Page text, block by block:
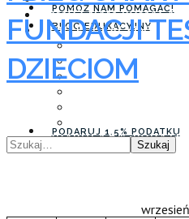
POMÓŻ NAM POMAGAĆ!
BLOG EDUKACYJNY
PROFILAKTYKA
ZDROWIE I
ROZWÓJ
EDUKACJA I ZABAWA
PODARUJ 1,5% PODATKU
POMÓŻ NAM POMAGAĆ!
BLOG EDUKACYJNY
PROFILAKTYKA
ZDROWIE I CHOROBA
ROZWÓJ
PODARUJ 1,5% PODATKU
FUNDACJI
DZIECIOM
Szukaj